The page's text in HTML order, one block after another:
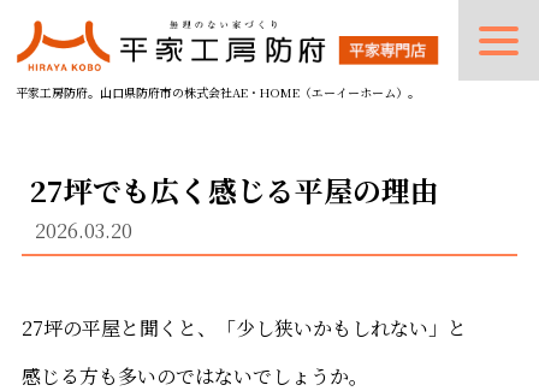
平家工房防府。山口県防府市の株式会社AE・HOME（エーイーホーム）。
27坪でも広く感じる平屋の理由
2026.03.20
27坪の平屋と聞くと、「少し狭いかもしれない」と
感じる方も多いのではないでしょうか。